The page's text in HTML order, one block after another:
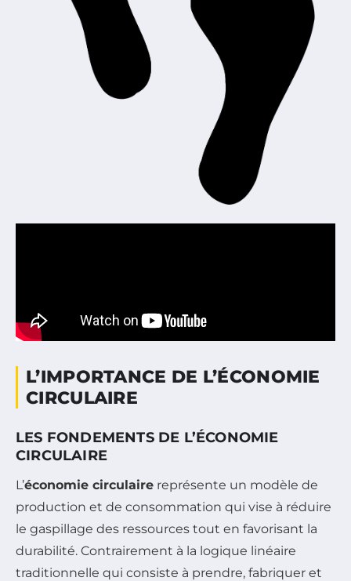
L’IMPORTANCE DE L’ÉCONOMIE
CIRCULAIRE
LES FONDEMENTS DE L’ÉCONOMIE
CIRCULAIRE
L’économie circulaire représente un modèle de
production et de consommation qui vise à réduire
le gaspillage des ressources tout en favorisant la
durabilité. Contrairement à la logique linéaire
traditionnelle qui consiste à prendre, fabriquer et